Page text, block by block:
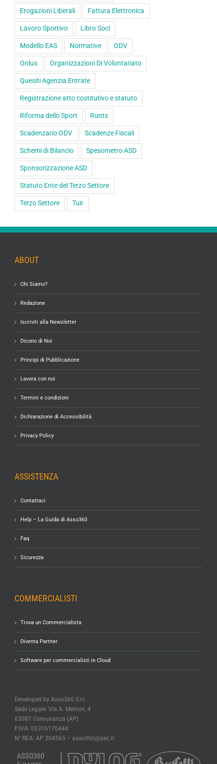
Erogazioni Liberali Fattura Elettronica
Lavoro Sportivo Libro Soci
Modello EAS Normative ODV
Onlus Organizzazioni Di Volontariato
Quesiti Agenzia Entrate
Registrazione atto costitutivo e statuto
Riforma dello Sport Runts
Scadenzario ODV Scadenze Fiscali
Schemi di Bilancio Spesometro ASD
Sponsorizzazione ASD
Statuto Ente del Terzo Settore
Terzo Settore Tuir
ABOUT
Chi Siamo?
Redazione
Iscriviti alla Newsletter
Dicono di Noi
Principi di Pubblicazione
Lavora con noi
Termini e condizioni
Dichiarazione di Accessibilità
Privacy Policy
ASSISTENZA
Contattaci
Help – La Guida di Asso360
Faq
Sicurezza
COMMERCIALISTI
Trova un Commercialista
Diventa Partner
Software per commercialisti in Cloud
Developed by Asso360 S.r.l.
Sede Legale: Via A. Merloni, 4
63087 Comunanza (AP)
P.IVA: 02316170444
N° REA: AP 204565 – asso360@pec.it